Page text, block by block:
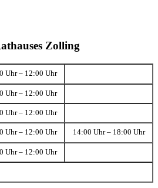
Zolling
Uhr – 12:00 Uhr
Uhr – 12:00 Uhr
Uhr – 12:00 Uhr
Uhr – 12:00 Uhr 14:00 Uhr – 18:00 Uhr
Uhr – 12:00 Uhr